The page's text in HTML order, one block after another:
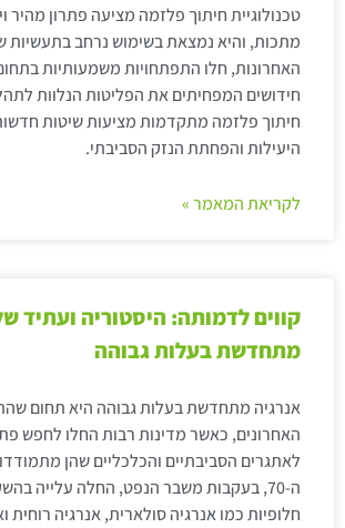
טכנולוגיית חיתוך פלזמה מציעה פתרון מהיר
מתכות, והיא נמצאת בשימוש נרחב בתעשיות
האחרונות, חלו התפתחויות משמעותיות
חידושים המפחיתים את הפליטות הנלוות
חיתוך פלזמה מתקדמות מציעות שיטות
היעילות והפחתת הנזק הסביבתי.
לקריאת המאמר »
קווים לדמותה: היסטוריה ועתיד
מתחדשת בעלות גבוהה
אנרגיה מתחדשת בעלות גבוהה היא תחום
האחרונים, כאשר מדינות רבות החלו לחפש
לאתגרים הסביבתיים והכלכליים שהן
ה-70, בעקבות משבר הנפט, החלה עלייה
חלופיות כמו אנרגיה סולארית, אנרגיה רוחית